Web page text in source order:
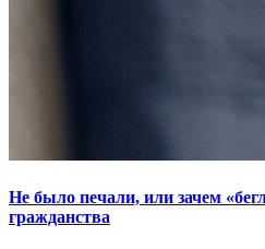
Не было печали, или зачем
гражданства